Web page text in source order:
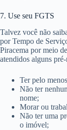
7. Use seu FGTS
Talvez você não
por Tempo de
Piracema por meio
atendidos alguns
Ter pelo
Não ter
nome;
Morar ou
Não ter uma
o imóvel;